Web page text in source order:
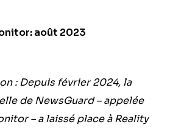
août 2023
: Depuis février 2024, la
de NewsGuard – appelée
– a laissé place à Reality